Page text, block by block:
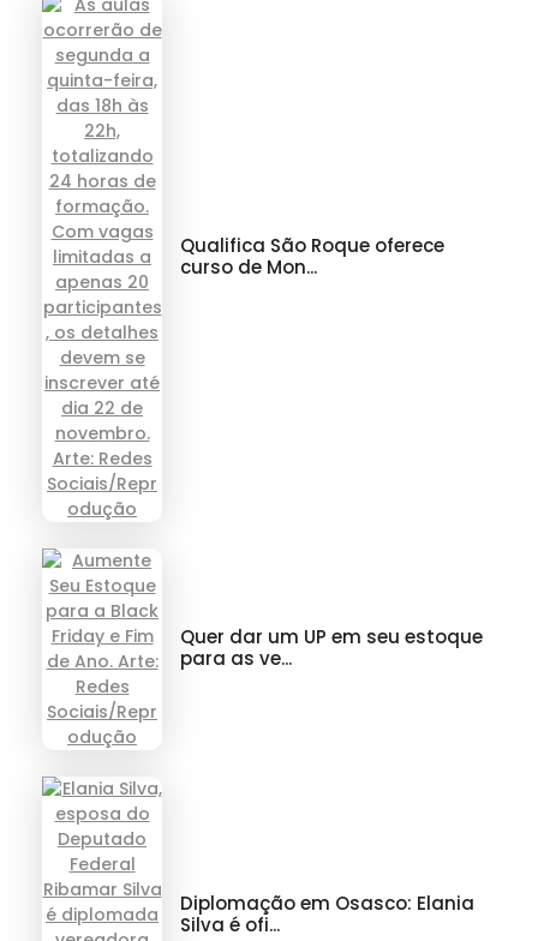
Qualifica São Roque oferece
curso de Mon...
Quer dar um UP em seu estoque
para as ve...
Diplomação em Osasco: Elania
Silva é ofi...